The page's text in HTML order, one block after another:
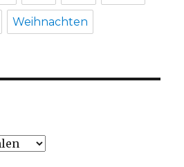
Weihnachten